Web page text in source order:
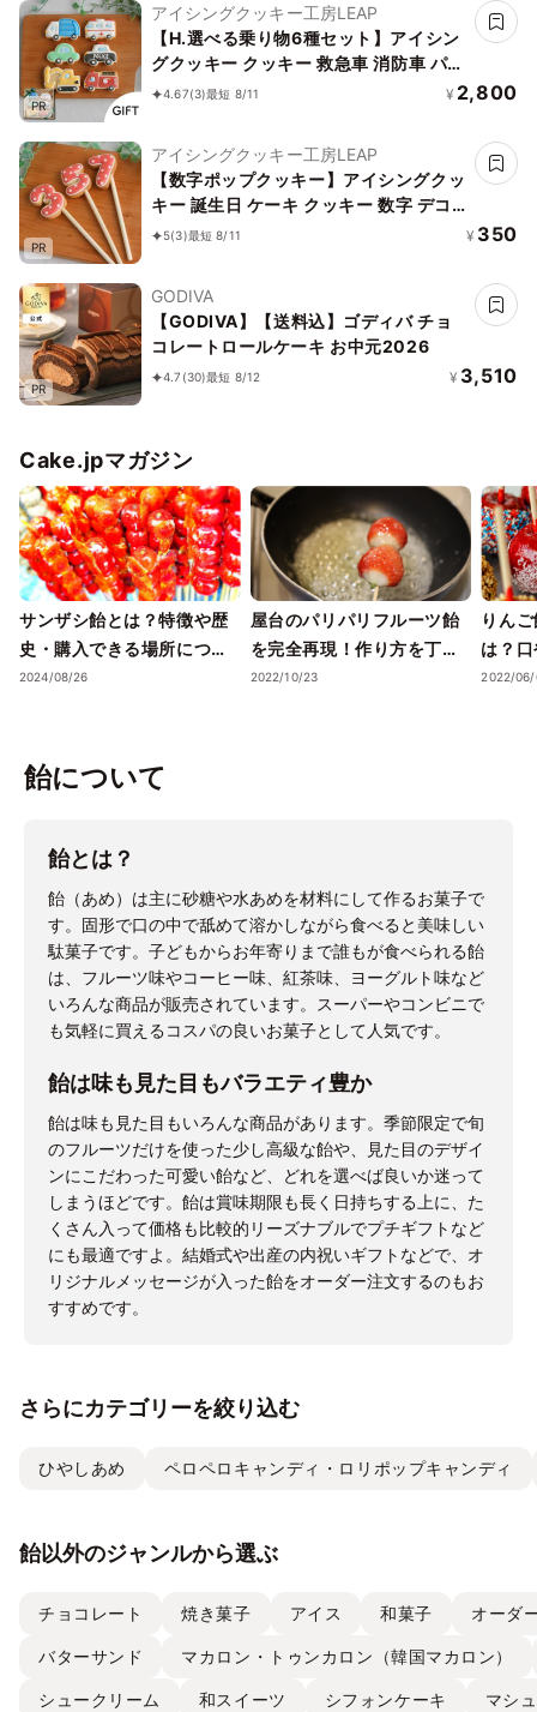
PR
アイシングクッキー工房LEAP
【H.選べる乗り物6種セット】アイシン
グクッキー クッキー 救急車 消防車 パト
カー 車 プチギフト ケーキデコレーショ
4.67(3)最短 8/11 ¥ 2,800
PR
アイシングクッキー工房LEAP
【数字ポップクッキー】アイシングクッ
キー 誕生日 ケーキ クッキー 数字 デコ
レーションケーキ オリジナルケーキ か
5(3)最短 8/11 ¥ 350
PR
GODIVA
【GODIVA】【送料込】ゴディバ チョ
コレートロールケーキ お中元2026
4.7 (30)最短 8/12 ¥ 3,510
Cake.jpマガジン
サンザシ飴とは？特徴や歴
史・購入できる場所につい
て紹介
2024/08/26
屋台のパリパリフルーツ飴
を完全再現！作り方を丁寧
に解説
2022/10/23
りん
は？
い方
2022/
飴について
飴とは？
飴（あめ）は主に砂糖や水あめを材料にして作るお菓子で
す。固形で口の中で舐めて溶かしながら食べると美味しい
駄菓子です。子どもからお年寄りまで誰もが食べられる飴
は、フルーツ味やコーヒー味、紅茶味、ヨーグルト味など
いろんな商品が販売されています。スーパーやコンビニで
も気軽に買えるコスパの良いお菓子として人気です。
飴は味も見た目もバラエティ豊か
飴は味も見た目もいろんな商品があります。季節限定で旬
のフルーツだけを使った少し高級な飴や、見た目のデザイ
ンにこだわった可愛い飴など、どれを選べば良いか迷って
しまうほどです。飴は賞味期限も長く日持ちする上に、た
くさん入って価格も比較的リーズナブルでプチギフトなど
にも最適ですよ。結婚式や出産の内祝いギフトなどで、オ
リジナルメッセージが入った飴をオーダー注文するのもお
すすめです。
さらにカテゴリーを絞り込む
ひやしあめ ペロペロキャンディ・ロリポップキャンディ
飴以外のジャンルから選ぶ
チョコレート 焼き菓子 アイス 和菓子 オーダ
バターサンド マカロン・トゥンカロン（韓国マカロン）
シュークリーム 和スイーツ シフォンケーキ マシ